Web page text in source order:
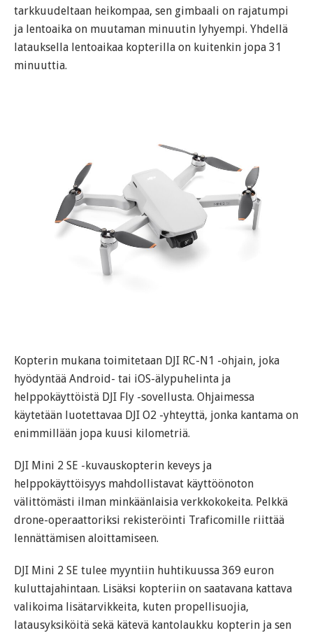
tarkkuudeltaan heikompaa, sen gimbaali on rajatumpi
ja lentoaika on muutaman minuutin lyhyempi. Yhdellä
latauksella lentoaikaa kopterilla on kuitenkin jopa 31
minuuttia.
Kopterin mukana toimitetaan DJI RC-N1 -ohjain, joka
hyödyntää Android- tai iOS-älypuhelinta ja
helppokäyttöistä DJI Fly -sovellusta. Ohjaimessa
käytetään luotettavaa DJI O2 -yhteyttä, jonka kantama on
enimmillään jopa kuusi kilometriä.
DJI Mini 2 SE -kuvauskopterin keveys ja
helppokäyttöisyys mahdollistavat käyttöönoton
välittömästi ilman minkäänlaisia verkkokokeita. Pelkkä
drone-operaattoriksi rekisteröinti Traficomille riittää
lennättämisen aloittamiseen.
DJI Mini 2 SE tulee myyntiin huhtikuussa 369 euron
kuluttajahintaan. Lisäksi kopteriin on saatavana kattava
valikoima lisätarvikkeita, kuten propellisuojia,
latausyksiköitä sekä kätevä kantolaukku kopterin ja sen